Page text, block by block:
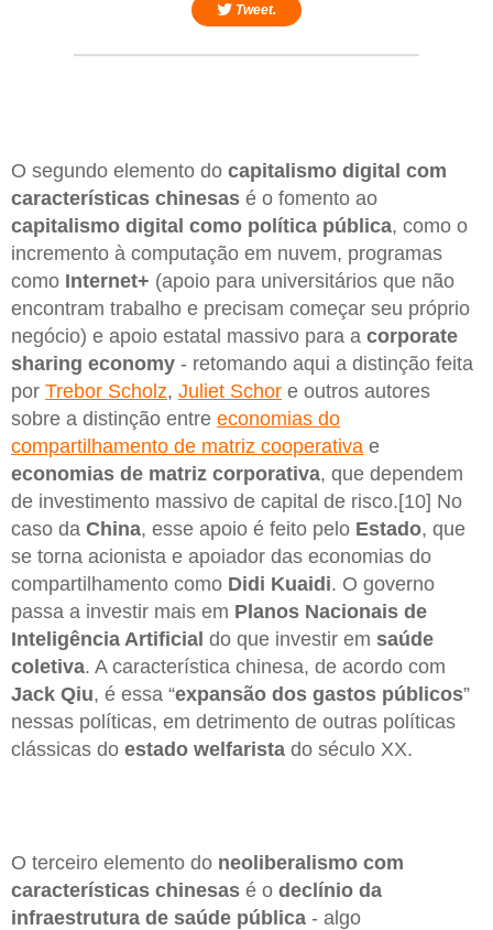
Tweet.
O segundo elemento do capitalismo digital com
características chinesas é o fomento ao
capitalismo digital como política pública, como o
incremento à computação em nuvem, programas
como Internet+ (apoio para universitários que não
encontram trabalho e precisam começar seu próprio
negócio) e apoio estatal massivo para a corporate
sharing economy - retomando aqui a distinção feita
por Trebor Scholz, Juliet Schor e outros autores
sobre a distinção entre economias do
compartilhamento de matriz cooperativa e
economias de matriz corporativa, que dependem
de investimento massivo de capital de risco.[10] No
caso da China, esse apoio é feito pelo Estado, que
se torna acionista e apoiador das economias do
compartilhamento como Didi Kuaidi. O governo
passa a investir mais em Planos Nacionais de
Inteligência Artificial do que investir em saúde
coletiva. A característica chinesa, de acordo com
Jack Qiu, é essa “expansão dos gastos públicos”
nessas políticas, em detrimento de outras políticas
clássicas do estado welfarista do século XX.
O terceiro elemento do neoliberalismo com
características chinesas é o declínio da
infraestrutura de saúde pública - algo